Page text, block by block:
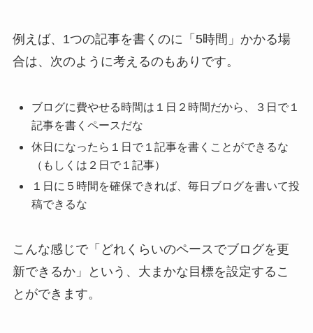
例えば、1つの記事を書くのに「5時間」かかる場
合は、次のように考えるのもありです。
ブログに費やせる時間は１日２時間だから、３日で１
記事を書くペースだな
休日になったら１日で１記事を書くことができるな
（もしくは２日で１記事）
１日に５時間を確保できれば、毎日ブログを書いて投
稿できるな
こんな感じで「どれくらいのペースでブログを更
新できるか」という、大まかな目標を設定するこ
とができます。